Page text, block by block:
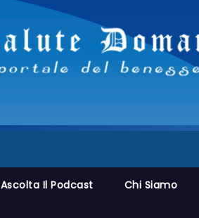
Ascolta Il Podcast Chi Siamo